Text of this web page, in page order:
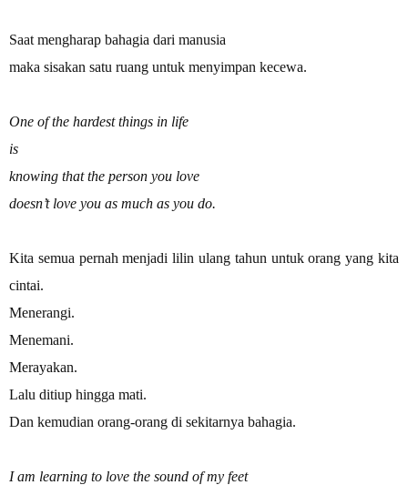
Saat mengharap bahagia dari manusia
maka sisakan satu ruang untuk menyimpan kecewa.
One of the hardest things in life
is
knowing that the person you love
doesn’t love you as much as you do.
Kita semua pernah menjadi lilin ulang tahun untuk orang yang kita
cintai.
Menerangi.
Menemani.
Merayakan.
Lalu ditiup hingga mati.
Dan kemudian orang-orang di sekitarnya bahagia.
I am learning to love the sound of my feet